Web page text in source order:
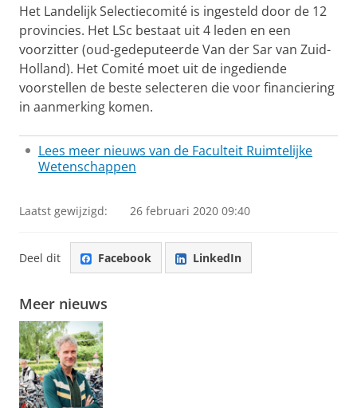
Het Landelijk Selectiecomité is ingesteld door de 12
provincies. Het LSc bestaat uit 4 leden en een
voorzitter (oud-gedeputeerde Van der Sar van Zuid-
Holland). Het Comité moet uit de ingediende
voorstellen de beste selecteren die voor financiering
in aanmerking komen.
Lees meer nieuws van de Faculteit Ruimtelijke
Wetenschappen
Laatst gewijzigd: 26 februari 2020 09:40
Deel dit Facebook LinkedIn
Meer nieuws